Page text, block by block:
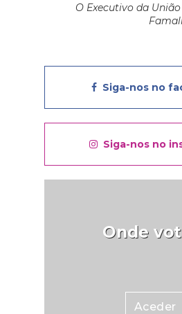
O Executivo da
Siga-nos no
Siga-nos no
Onde
Aceder